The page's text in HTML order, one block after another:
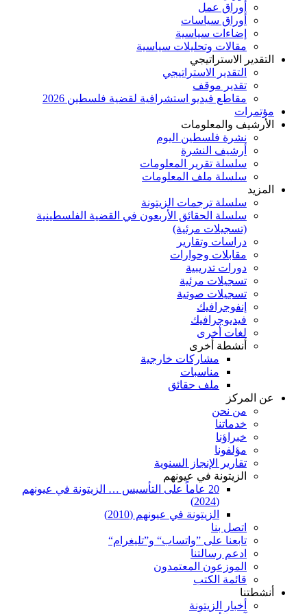
أوراق عمل
أوراق سياسات
إضاءات سياسية
مقالات وتحليلات سياسية
التقدير الاستراتيجي
التقدير الاستراتيجي
تقدير موقف
مقاطع فيديو استشرافية لقضية فلسطين 2026
مؤتمرات
الأرشيف والمعلومات
نشرة فلسطين اليوم
أرشيف النشرة
سلسلة تقرير المعلومات
سلسلة ملف المعلومات
المزيد
سلسلة ترجمات الزيتونة
سلسلة الحقائق الأربعون في القضية الفلسطينية
(تسجيلات مرئية)
دراسات وتقارير
مقابلات وحوارات
دورات تدريبية
تسجيلات مرئية
تسجيلات صوتية
إنفوجرافيك
فيديوجرافيك
لغات أخرى
أنشطة أخرى
مشاركات خارجية
مناسبات
ملف حقائق
عن المركز
من نحن
خدماتنا
خبراؤنا
مؤلفونا
تقارير الإنجاز السنوية
الزيتونة في عيونهم
20 عاماً على التأسيس … الزيتونة في عيونهم
(2024)
الزيتونة في عيونهم (2010)
اتصل بنا
تابعنا على ”واتساب“ و”تليغرام“
ادعم رسالتنا
الموزعون المعتمدون
قائمة الكتب
أنشطتنا
أخبار الزيتونة